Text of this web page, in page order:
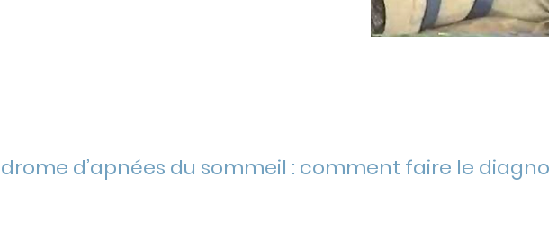
d’apnées du sommeil : comment faire le